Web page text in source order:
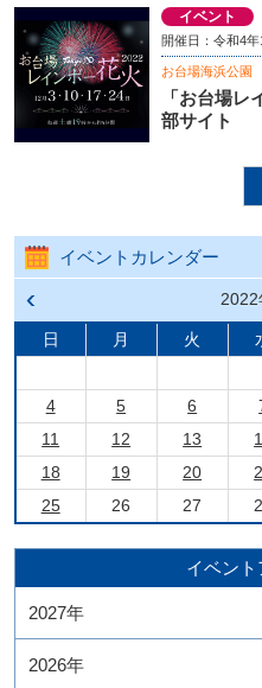
イベント
開催日：令和4
お台場海浜公園
「お台場
部サイト
イベントカレンダー
前の
戻る
2022
日 月 火
4
5 6
11
12 13
18
19 20
25
26 27
イベン
2027年
2026年